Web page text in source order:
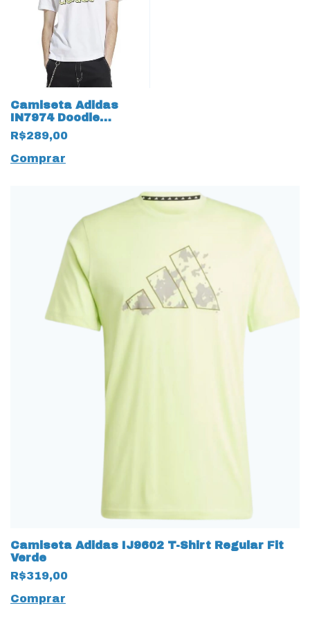
Camiseta Adidas
IN7974 Doodle
ExtraTerrestre ET
Amplifier TEE Branco
R$289,00
Comprar
Camiseta Adidas IJ9602 T-Shirt Regular Fit
Verde
R$319,00
Comprar